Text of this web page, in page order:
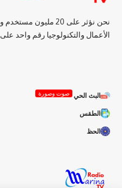
نحن نؤثر على 20 مليون
الأعمال والتكنولوجيا رقم واحد
البث الحي صوت وصورة
الطقس
الحظ